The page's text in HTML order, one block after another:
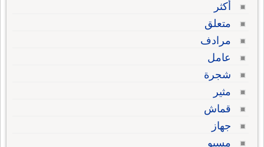
أكثر
متعلق
مرادف
عامل
شجرة
مثير
قماش
جهاز
مسيو